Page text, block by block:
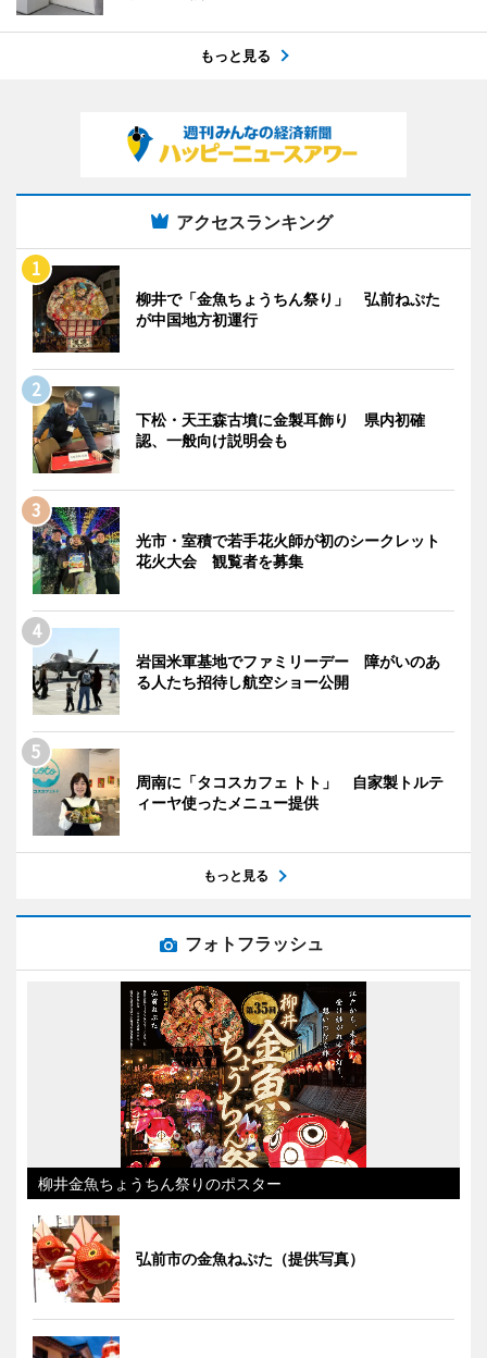
もっと見る
アクセスランキング
柳井で「金魚ちょうちん祭り」 弘前ねぷた
が中国地方初運行
下松・天王森古墳に金製耳飾り 県内初確
認、一般向け説明会も
光市・室積で若手花火師が初のシークレット
花火大会 観覧者を募集
岩国米軍基地でファミリーデー 障がいのあ
る人たち招待し航空ショー公開
周南に「タコスカフェ トト」 自家製トルテ
ィーヤ使ったメニュー提供
もっと見る
フォトフラッシュ
柳井金魚ちょうちん祭りのポスター
弘前市の金魚ねぷた（提供写真）